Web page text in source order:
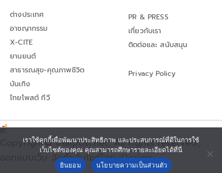
ต่างประเทศ
อาชญากรรม
X-CITE
ยานยนต์
สาธารณสุข-คุณภาพชีวิต
บันเทิง
ไทยโพสต์ ทีวี
PR & PRESS
เกี่ยวกับเรา
ติดต่อและ สนับสนุน
Privacy Policy
Copyright© thaipost.net, All rights reserved.,
ออกแบบเว็บ จัดทำเว็บไซต์โดย iDesign
เราใช้คุกกี้เพื่อพัฒนาประสิทธิภาพ และประสบการณ์ที่ดีในการใช้
เว็บไซต์ของคุณ คุณสามารถศึกษารายละเอียดได้ที่นี่
ยินยอม
นโยบายความเป็นส่วนตัว